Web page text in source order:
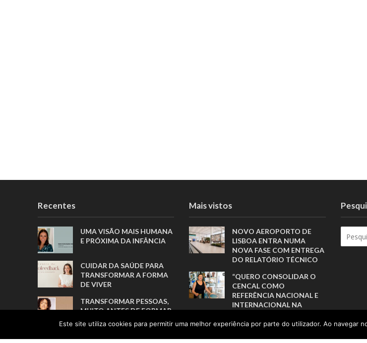
Recentes
UMA VISÃO MAIS HUMANA
E PRÓXIMA DA INFÂNCIA
CUIDAR DA SAÚDE PARA
TRANSFORMAR A FORMA
DE VIVER
TRANSFORMAR PESSOAS,
MUITO ANTES DE FORMAR
ATLETAS
Mais vistos
NOVO AEROPORTO DE
LISBOA ENTRA NUMA
NOVA FASE COM ENTREGA
DO RELATÓRIO TÉCNICO
“QUERO CONSOLIDAR O
CENCAL COMO
REFERÊNCIA NACIONAL E
INTERNACIONAL NA
CERÂMICA E O VIDRO”
O FUTURO DO DESPORTO
Este site utiliza cookies para permitir uma melhor experiência por parte do utilizador. Ao navegar